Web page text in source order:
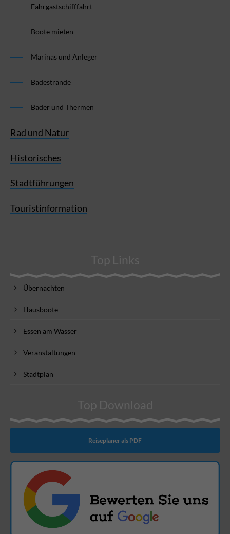
Fahrgastschifffahrt
Boote mieten
Marinas und Anleger
Badestrände
Bäder und Thermen
Rad und Natur
Historisches
Stadtführungen
Touristinformation
Top Links
Übernachten
Hausboote
Essen am Wasser
Veranstaltungen
Stadtplan
Top Download
Reiseplaner als PDF